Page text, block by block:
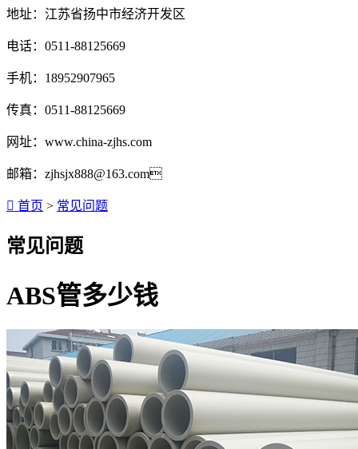
地址：江苏省扬中市经济开发区
电话：0511-88125669
手机：18952907965
传真：0511-88125669
网址：www.china-zjhs.com
邮箱：zjhsjx888@163.com
 首页 > 常见问题
常见问题
ABS管多少钱